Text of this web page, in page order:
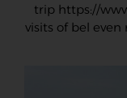
trip https://
visits of bel